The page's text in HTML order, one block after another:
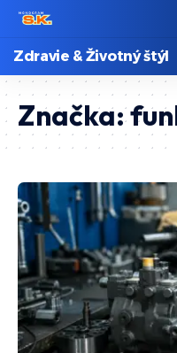
Zdravie & Životný štýl
Značka: